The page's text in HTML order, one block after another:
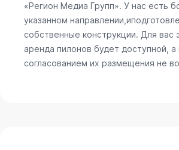
«Регион Медиа Групп». У нас есть
указанном
собственные конструкции. Для вас
аренда пилонов будет доступной,
согласованием их размещения не